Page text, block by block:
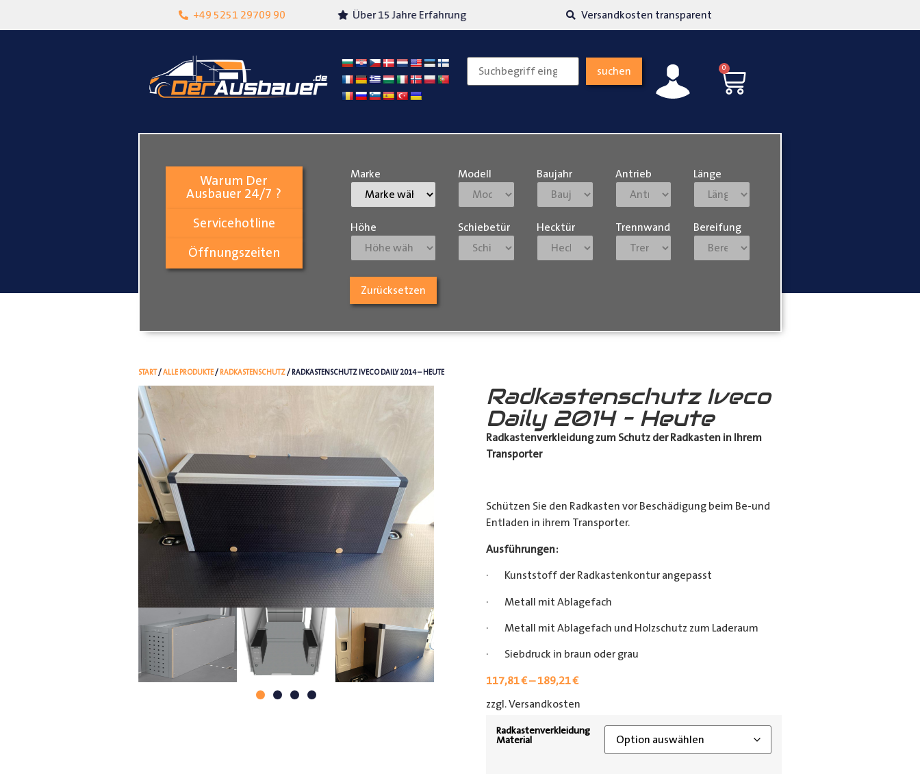
+49 5251 29709 90
Lokalgeschäft in Paderborn Über 15 Jahre Erfahrung Versandkosten transparent
suchen 0
Warum Der
Ausbauer 24/7 ?
Servicehotline
Öffnungszeiten
Marke Modell Baujahr Antrieb Länge
Höhe Schiebetür Hecktür Trennwand Bereifung
Zurücksetzen
START/ALLE PRODUKTE/ RADKASTENSCHUTZ/ RADKASTENSCHUTZ IVECO DAILY 2014 – HEUTE
Radkastenschutz Iveco
Daily 2014 – Heute
Radkastenverkleidung zum Schutz der Radkasten in Ihrem
Transporter
Schützen Sie den Radkasten vor Beschädigung beim Be-und
Entladen in ihrem Transporter.
Ausführungen:
· Kunststoff der Radkastenkontur angepasst
· Metall mit Ablagefach
· Metall mit Ablagefach und Holzschutz zum Laderaum
· Siebdruck in braun oder grau
117,81€–189,21€
zzgl. Versandkosten
Radkastenverkleidung
Material